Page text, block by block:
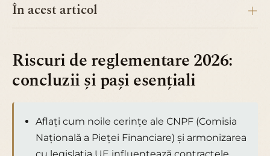
În acest articol
Riscuri de reglementare 2026:
concluzii și pași esențiali
Aflați cum noile cerințe ale CNPF (Comisia
Națională a Pieței Financiare) și armonizarea